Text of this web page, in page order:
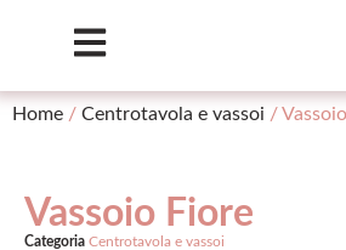
Home / Centrotavola e vassoi /
Vassoio Fiore
Categoria Centrotavola e vassoi